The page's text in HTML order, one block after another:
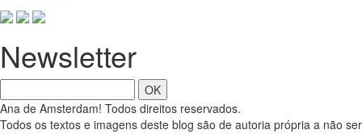
Newsletter
OK
Ana de Amsterdam! Todos direitos reservados.
Todos os textos e imagens deste blog são de autoria própria a não ser